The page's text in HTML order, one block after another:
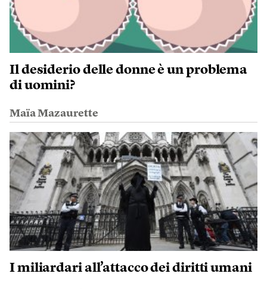
Il desiderio delle donne è un problema
di uomini?
Maïa Mazaurette
I miliardari all’attacco dei diritti umani